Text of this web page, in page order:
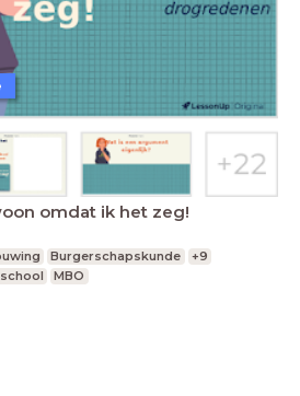
omdat ik het zeg!
Burgerschapskunde
+9
MBO